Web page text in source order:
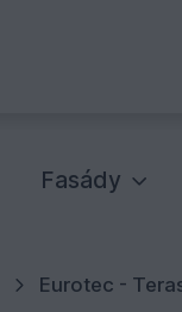
Fasády
Eurotec -